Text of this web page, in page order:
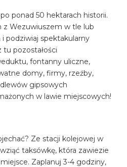
ponad 50 hektarach historii.
z Wezuwiuszem w tle lub
podziwiaj spektakularny
pozostałości
fontanny uliczne,
domy, firmy, rzeźby,
gipsowych
w lawie miejscowych!
Ze stacji kolejowej w
taksówkę, która zawiezie
Zaplanuj 3-4 godziny,